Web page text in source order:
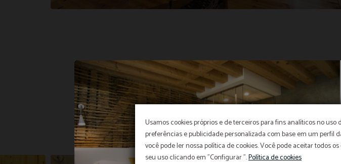
Usamos cookies próprios e de terceiros para fins analíticos no
preferências e publicidade personalizada com base em um perfil
você pode ler nossa política de cookies. Você pode aceitar todos
seu uso clicando em "Configurar ".Política de cookies